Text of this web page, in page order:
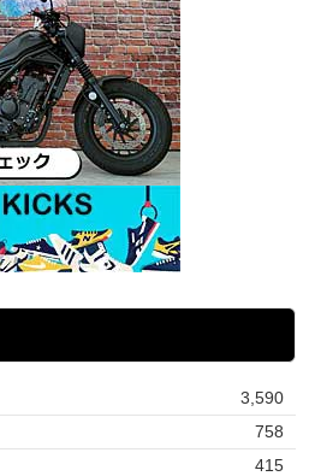
3,590
758
415